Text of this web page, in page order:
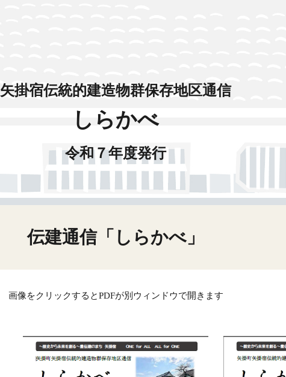
矢掛宿伝統的建造物群保存地区通信
しらかべ
令和７年度発行
伝建通信「しらかべ」
画像をクリックするとPDFが別ウィンドウで開きます